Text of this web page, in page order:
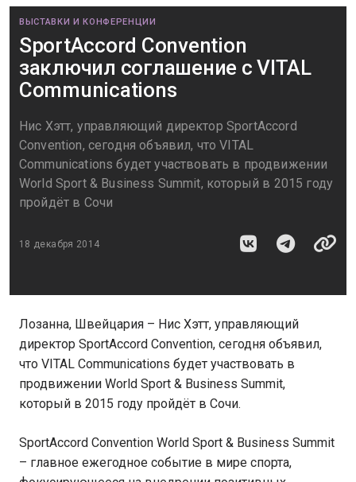
ВЫСТАВКИ И КОНФЕРЕНЦИИ
SportAccord Convention
заключил соглашение с VITAL
Communications
Нис Хэтт, управляющий директор SportAccord
Convention, сегодня объявил, что VITAL
Communications будет участвовать в продвижении
World Sport & Business Summit, который в 2015 году
пройдёт в Сочи
18 декабря 2014
Лозанна, Швейцария – Нис Хэтт, управляющий
директор SportAccord Convention, сегодня объявил,
что VITAL Communications будет участвовать в
продвижении World Sport & Business Summit,
который в 2015 году пройдёт в Сочи.
SportAccord Convention World Sport & Business Summit
– главное ежегодное событие в мире спорта,